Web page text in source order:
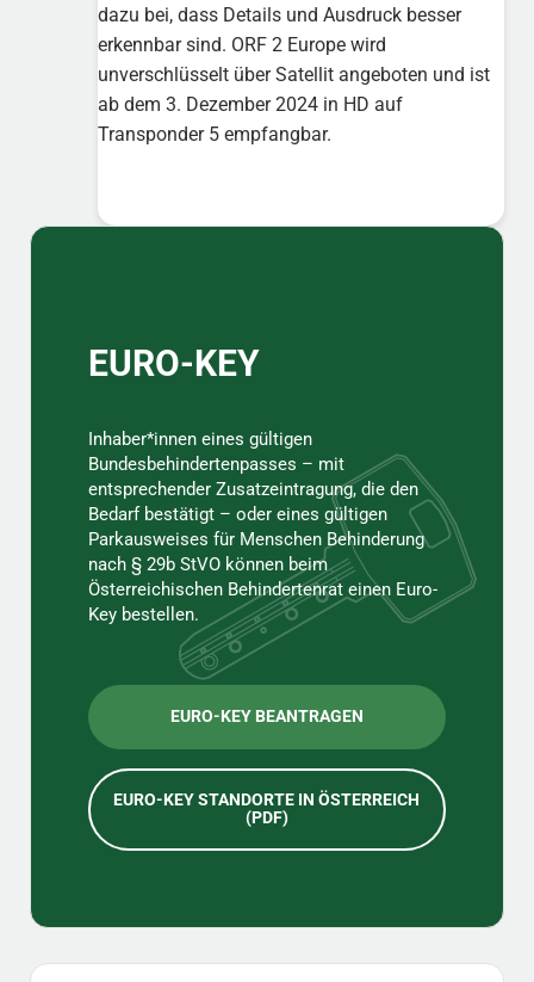
dazu bei, dass Details und Ausdruck besser
erkennbar sind. ORF 2 Europe wird
unverschlüsselt über Satellit angeboten und ist
ab dem 3. Dezember 2024 in HD auf
Transponder 5 empfangbar.
Sidebar
EURO-KEY
Inhaber*innen eines gültigen
Bundesbehindertenpasses – mit
entsprechender Zusatzeintragung, die den
Bedarf bestätigt – oder eines gültigen
Parkausweises für Menschen Behinderung
nach § 29b StVO können beim
Österreichischen Behindertenrat einen Euro-
Key bestellen.
EURO-KEY BEANTRAGEN
EURO-KEY STANDORTE IN ÖSTERREICH
(PDF)